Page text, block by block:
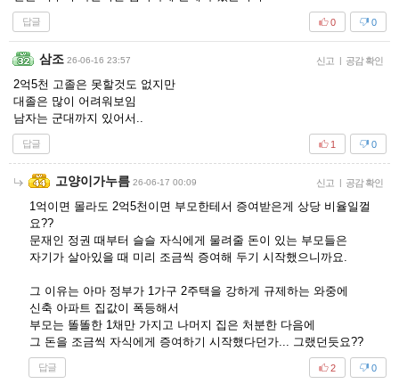
답글 0
0
삼조 26-06-16 23:57 신고 | 공감 확인
2억5천 고졸은 못할것도 없지만
대졸은 많이 어려워보임
남자는 군대까지 있어서..
답글 0
1
고양이가누름 26-06-17 00:09 신고 | 공감 확인
1억이면 몰라도 2억5천이면 부모한테서 증여받은게 상당 비율일껄
요??
문재인 정권 때부터 슬슬 자식에게 물려줄 돈이 있는 부모들은
자기가 살아있을 때 미리 조금씩 증여해 두기 시작했으니까요.
그 이유는 아마 정부가 1가구 2주택을 강하게 규제하는 와중에
신축 아파트 집값이 폭등해서
부모는 똘똘한 1채만 가지고 나머지 집은 처분한 다음에
그 돈을 조금씩 자식에게 증여하기 시작했다던가... 그랬던듯요??
답글 0
2